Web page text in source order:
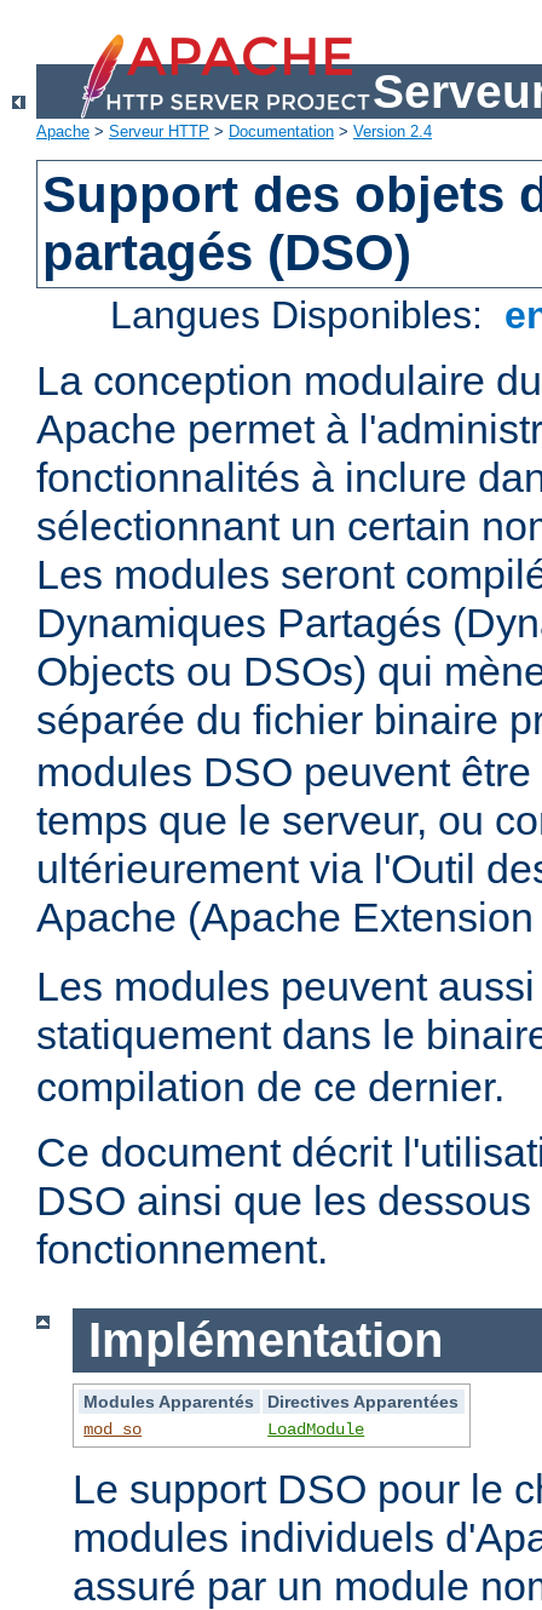
Apache > Serveur HTTP > Documentation > Version 2.4
Support des objets
partagés (DSO)
Langues Disponibles:
La conception modulaire
Apache permet à
fonctionnalités à inclure
sélectionnant un certain
Les modules seront
Dynamiques Partagés
Objects ou DSOs) qui
séparée du fichier binaire
modules DSO peuvent
temps que le serveur, ou
ultérieurement via l'Outil
Apache (Apache
Les modules peuvent
statiquement dans le
compilation de ce dernier.
Ce document décrit
DSO ainsi que les
fonctionnement.
Implémentation
Modules Apparentés
Directives Apparentées
mod_so
LoadModule
Le support DSO pour le
modules individuels
assuré par un module